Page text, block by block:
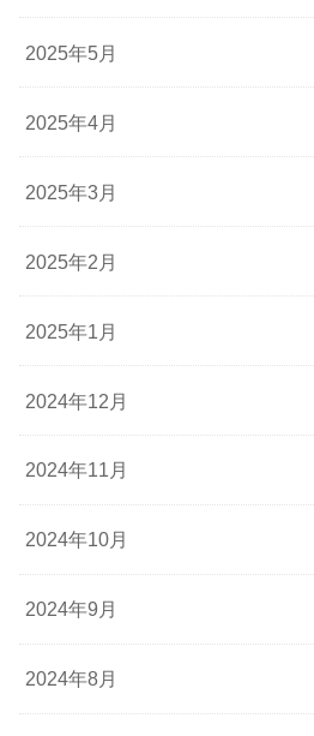
2025年5月
2025年4月
2025年3月
2025年2月
2025年1月
2024年12月
2024年11月
2024年10月
2024年9月
2024年8月